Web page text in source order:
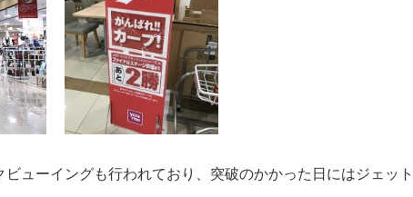
ビューイングも行われており、突破のかかった日にはジェット